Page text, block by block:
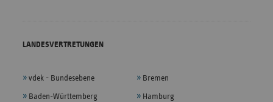
LANDESVERTRETUNGEN
vdek - Bundesebene
Baden-Württemberg
Bremen
Hamburg